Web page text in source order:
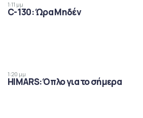
1:11 μμ
C-130: Ώρα Μηδέν
1:20 μμ
HIMARS: Όπλο για το σήμερα